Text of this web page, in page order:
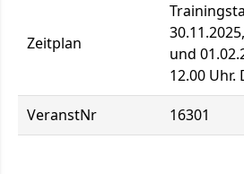
Zeitplan
und
12.00 Uhr.
VeranstNr
16301